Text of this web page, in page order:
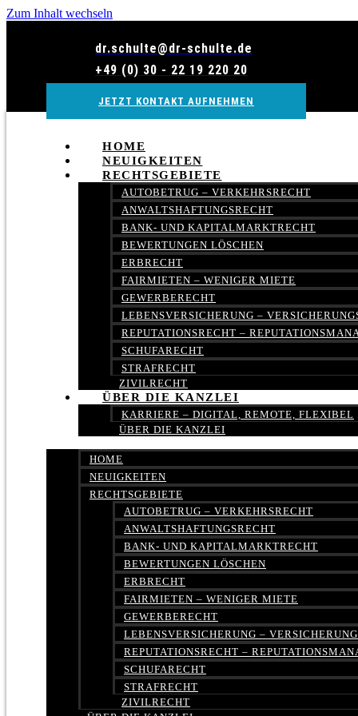
Zum Inhalt wechseln
dr.schulte@dr-schulte.de
+49 (0) 30 - 22 19 220 20
JETZT KONTAKT AUFNEHMEN
HOME
NEUIGKEITEN
RECHTSGEBIETE
AUTOBETRUG – VERKEHRSRECHT
ANWALTSHAFTUNGSRECHT
BANK- UND KAPITALMARKTRECHT
BEWERTUNGEN LÖSCHEN
ERBRECHT
FAIRMIETEN – WENIGER MIETE
GEWERBERECHT
LEBENSVERSICHERUNG –
REPUTATIONSRECHT –
SCHUFARECHT
STRAFRECHT
ZIVILRECHT
ÜBER DIE KANZLEI
KARRIERE – DIGITAL, REMOTE, FLEXIBEL
ÜBER DIE KANZLEI
HOME
NEUIGKEITEN
RECHTSGEBIETE
AUTOBETRUG – VERKEHRSRECHT
ANWALTSHAFTUNGSRECHT
BANK- UND KAPITALMARKTRECHT
BEWERTUNGEN LÖSCHEN
ERBRECHT
FAIRMIETEN – WENIGER MIETE
GEWERBERECHT
LEBENSVERSICHERUNG –
REPUTATIONSRECHT –
SCHUFARECHT
STRAFRECHT
ZIVILRECHT